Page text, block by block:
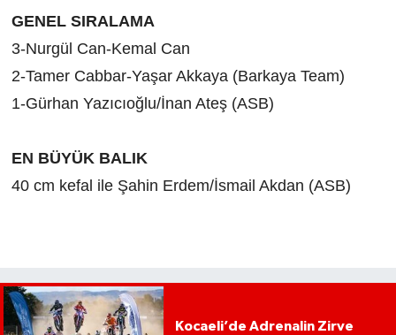
GENEL SIRALAMA
3-Nurgül Can-Kemal Can
2-Tamer Cabbar-Yaşar Akkaya (Barkaya Team)
1-Gürhan Yazıcıoğlu/İnan Ateş (ASB)
EN BÜYÜK BALIK
40 cm kefal ile Şahin Erdem/İsmail Akdan (ASB)
Kocaeli’de Adrenalin Zirve